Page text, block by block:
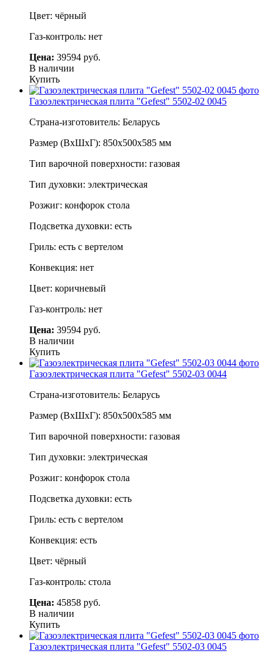
Цвет: чёрный
Газ-контроль: нет
Цена: 39594 руб.
В наличии
Купить
Газоэлектрическая плита "Gefest" 5502-02 0045
Страна-изготовитель: Беларусь
Размер (ВхШхГ): 850х500х585 мм
Тип варочной поверхности: газовая
Тип духовки: электрическая
Розжиг: конфорок стола
Подсветка духовки: есть
Гриль: есть с вертелом
Конвекция: нет
Цвет: коричневый
Газ-контроль: нет
Цена: 39594 руб.
В наличии
Купить
Газоэлектрическая плита "Gefest" 5502-03 0044
Страна-изготовитель: Беларусь
Размер (ВхШхГ): 850х500х585 мм
Тип варочной поверхности: газовая
Тип духовки: электрическая
Розжиг: конфорок стола
Подсветка духовки: есть
Гриль: есть с вертелом
Конвекция: есть
Цвет: чёрный
Газ-контроль: стола
Цена: 45858 руб.
В наличии
Купить
Газоэлектрическая плита "Gefest" 5502-03 0045